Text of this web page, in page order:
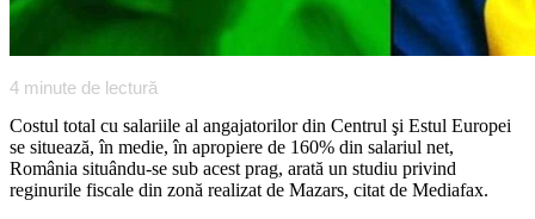
4 minute de lectură
Costul total cu salariile al angajatorilor din Centrul şi Estul Europei
se situează, în medie, în apropiere de 160% din salariul net,
România situându-se sub acest prag, arată un studiu privind
reginurile fiscale din zonă realizat de Mazars, citat de Mediafax.